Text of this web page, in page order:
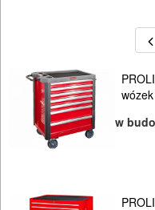
OSPRZĘT
DO
w